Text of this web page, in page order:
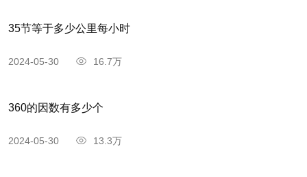
1、彭定求 等．全唐诗（上）[M]．上海：上海古籍出版社
4、萧涤非 等．唐诗鉴赏辞典[M]．上海：上海辞书出版社
35节等于多少公里每小时
2024-05-30 16.7万
360的因数有多少个
2024-05-30 13.3万